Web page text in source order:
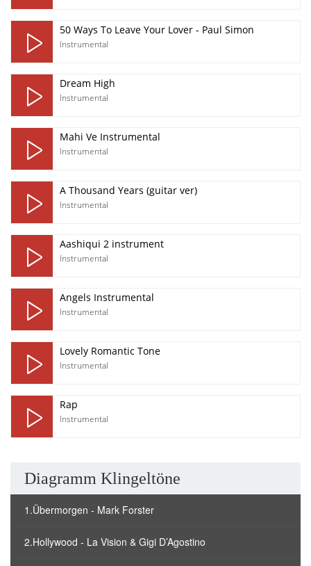
50 Ways To Leave Your Lover - Paul Simon
Instrumental
Dream High
Instrumental
Mahi Ve Instrumental
Instrumental
A Thousand Years (guitar ver)
Instrumental
Aashiqui 2 instrument
Instrumental
Angels Instrumental
Instrumental
Lovely Romantic Tone
Instrumental
Rap
Instrumental
Diagramm Klingeltöne
1.Übermorgen - Mark Forster
2.Hollywood - La Vision & Gigi D’Agostino